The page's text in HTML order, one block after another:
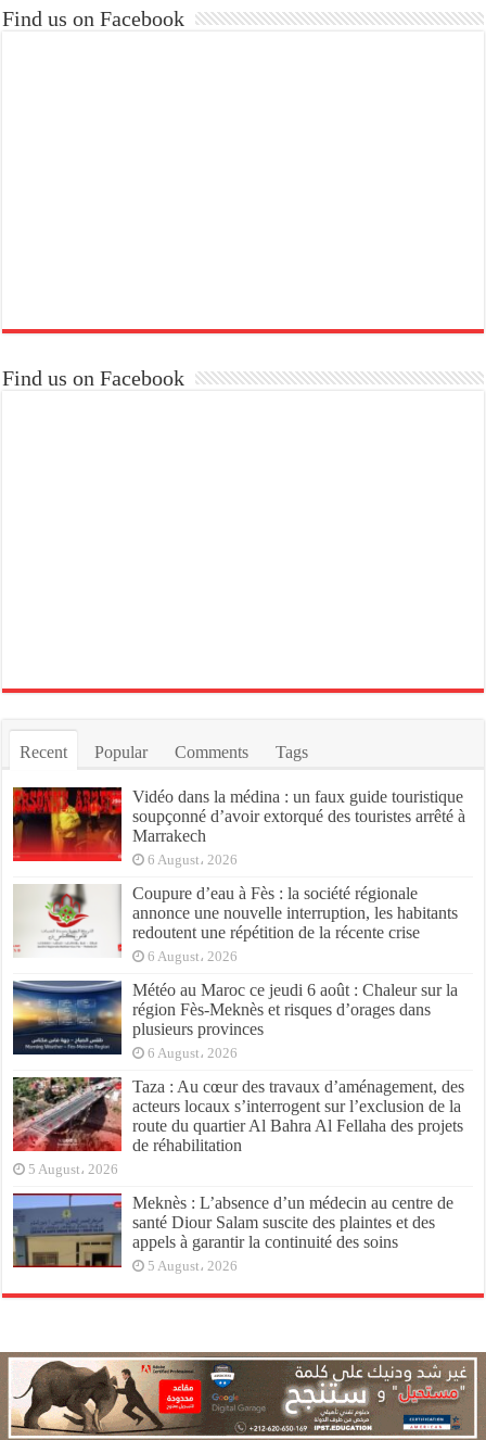
Find us on Facebook
Find us on Facebook
Recent Popular Comments Tags
Vidéo dans la médina : un faux guide touristique
soupçonné d’avoir extorqué des touristes arrêté à
Marrakech
6 August، 2026
Coupure d’eau à Fès : la société régionale
annonce une nouvelle interruption, les habitants
redoutent une répétition de la récente crise
6 August، 2026
Météo au Maroc ce jeudi 6 août : Chaleur sur la
région Fès-Meknès et risques d’orages dans
plusieurs provinces
6 August، 2026
Taza : Au cœur des travaux d’aménagement, des
acteurs locaux s’interrogent sur l’exclusion de la
route du quartier Al Bahra Al Fellaha des projets
de réhabilitation
5 August، 2026
Meknès : L’absence d’un médecin au centre de
santé Diour Salam suscite des plaintes et des
appels à garantir la continuité des soins
5 August، 2026